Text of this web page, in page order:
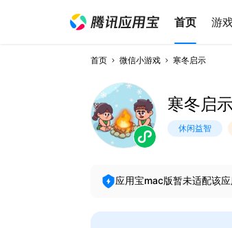
首页 游
首页 微信小游戏 寒冬启示
寒冬启示
休闲益智
应用宝mac版暂未适配该